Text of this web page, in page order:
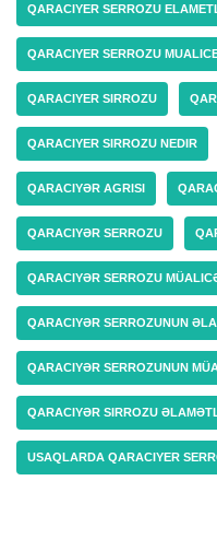
QARACIYER SERROZU
QARACIYER SERROZU
QARACIYER SIRROZU
QARACIYER SIRROZU NEDIR
QARACIYƏR AGRISI
QARACIYƏR SERROZU
QARACIYƏR SERROZU
QARACIYƏR SERROZUNUN
QARACIYƏR SERROZUNUN
QARACIYƏR SIRROZU
USAQLARDA QARACIYER